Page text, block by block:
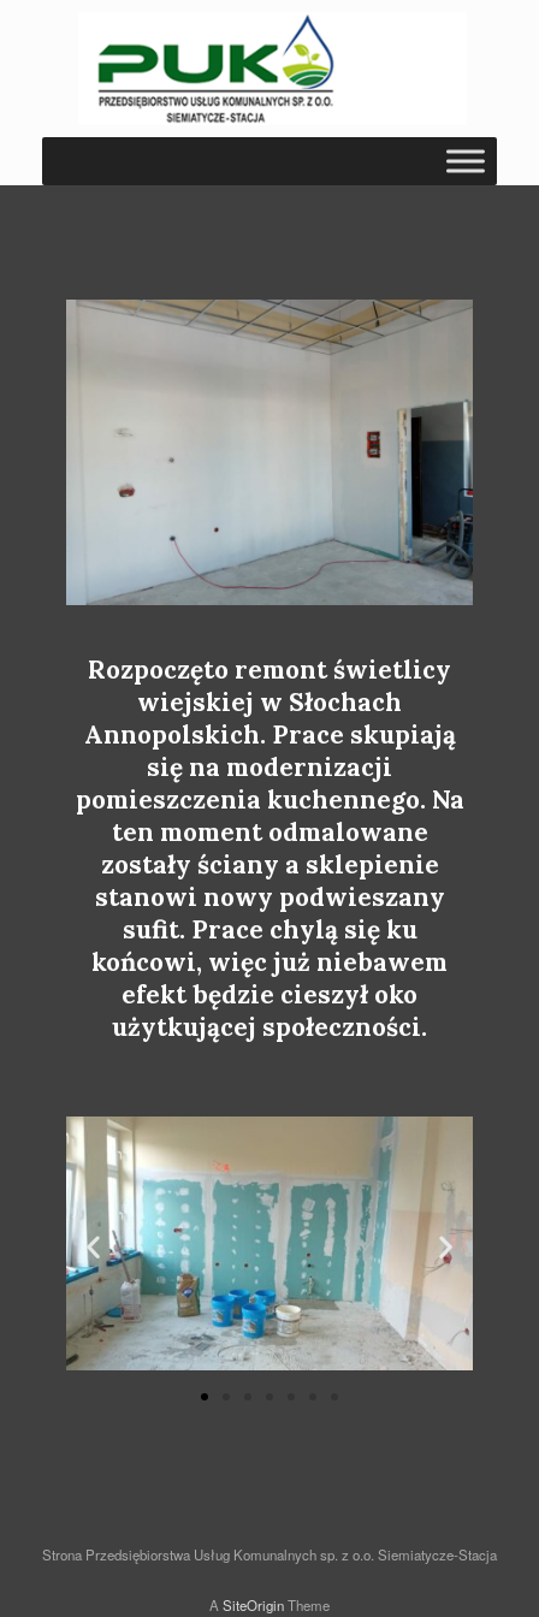
Rozpoczęto remont świetlicy
wiejskiej w Słochach
Annopolskich. Prace skupiają
się na modernizacji
pomieszczenia kuchennego. Na
ten moment odmalowane
zostały ściany a sklepienie
stanowi nowy podwieszany
sufit. Prace chylą się ku
końcowi, więc już niebawem
efekt będzie cieszył oko
użytkującej społeczności.
Strona Przedsiębiorstwa Usług Komunalnych sp. z o.o. Siemiatycze-Stacja
A SiteOriginTheme